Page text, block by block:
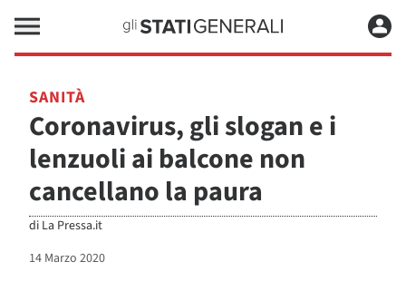
SANITÀ
Coronavirus, gli slogan e i
lenzuoli ai balcone non
cancellano la paura
di La Pressa.it
14 Marzo 2020